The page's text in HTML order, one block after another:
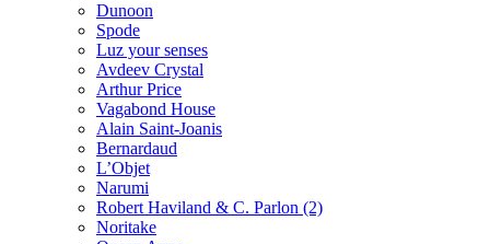
Dunoon
Spode
Luz your senses
Avdeev Crystal
Arthur Price
Vagabond House
Alain Saint-Joanis
Bernardaud
L’Objet
Narumi
Robert Haviland & C. Parlon (2)
Noritakе